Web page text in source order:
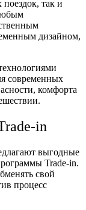
так и
дизайном,
современных
комфорта
in
выгодные
Trade-in.
свой
процесс